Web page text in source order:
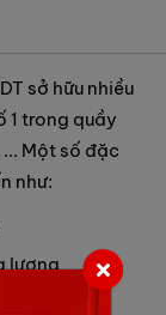
sở hữu nhiều
1 trong quầy
Một số đặc
như:
lượng